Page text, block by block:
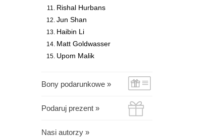
Rishal Hurbans
Jun Shan
Haibin Li
Matt Goldwasser
Upom Malik
Bony podarunkowe »
Podaruj prezent »
Nasi autorzy »